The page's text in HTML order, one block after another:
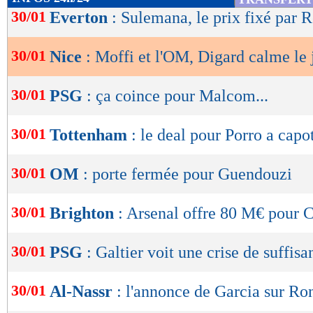
de
OK
30/01 Everton : Sulemana, le prix fixé par
30/01 Nice : Moffi et l'OM, Digard calme le
30/01 PSG : ça coince pour Malcom...
30/01 Tottenham : le deal pour Porro a
30/01 OM : porte fermée pour Guendouzi
30/01 Brighton : Arsenal offre 80 M€ pour
30/01 PSG : Galtier voit une crise de
30/01 Al-Nassr : l'annonce de Garcia sur